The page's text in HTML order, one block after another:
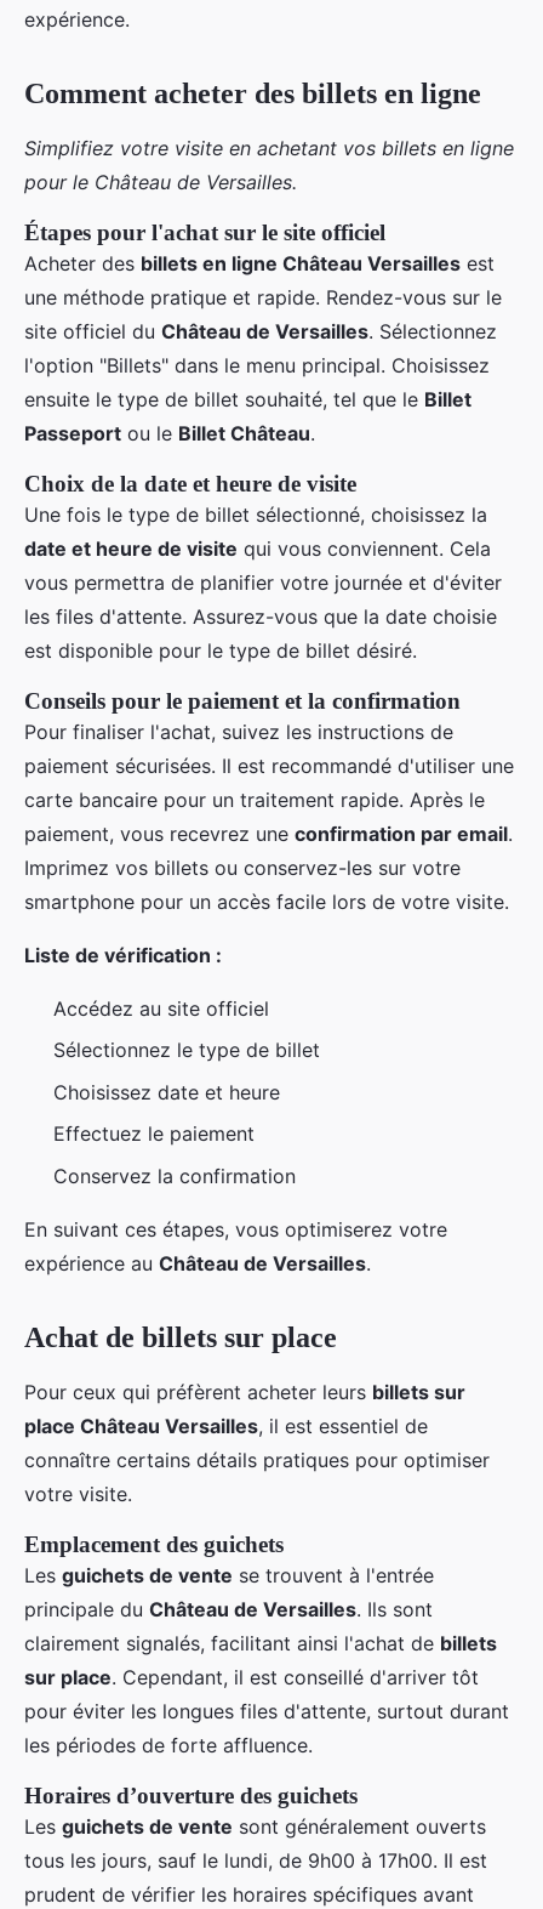
expérience.
Comment acheter des billets en ligne
Simplifiez votre visite en achetant vos billets en ligne
pour le Château de Versailles.
Étapes pour l'achat sur le site officiel
Acheter des billets en ligne Château Versailles est
une méthode pratique et rapide. Rendez-vous sur le
site officiel du Château de Versailles. Sélectionnez
l'option "Billets" dans le menu principal. Choisissez
ensuite le type de billet souhaité, tel que le Billet
Passeport ou le Billet Château.
Choix de la date et heure de visite
Une fois le type de billet sélectionné, choisissez la
date et heure de visite qui vous conviennent. Cela
vous permettra de planifier votre journée et d'éviter
les files d'attente. Assurez-vous que la date choisie
est disponible pour le type de billet désiré.
Conseils pour le paiement et la confirmation
Pour finaliser l'achat, suivez les instructions de
paiement sécurisées. Il est recommandé d'utiliser une
carte bancaire pour un traitement rapide. Après le
paiement, vous recevrez une confirmation par email.
Imprimez vos billets ou conservez-les sur votre
smartphone pour un accès facile lors de votre visite.
Liste de vérification :
Accédez au site officiel
Sélectionnez le type de billet
Choisissez date et heure
Effectuez le paiement
Conservez la confirmation
En suivant ces étapes, vous optimiserez votre
expérience au Château de Versailles.
Achat de billets sur place
Pour ceux qui préfèrent acheter leurs billets sur
place Château Versailles, il est essentiel de
connaître certains détails pratiques pour optimiser
votre visite.
Emplacement des guichets
Les guichets de vente se trouvent à l'entrée
principale du Château de Versailles. Ils sont
clairement signalés, facilitant ainsi l'achat de billets
sur place. Cependant, il est conseillé d'arriver tôt
pour éviter les longues files d'attente, surtout durant
les périodes de forte affluence.
Horaires d’ouverture des guichets
Les guichets de vente sont généralement ouverts
tous les jours, sauf le lundi, de 9h00 à 17h00. Il est
prudent de vérifier les horaires spécifiques avant